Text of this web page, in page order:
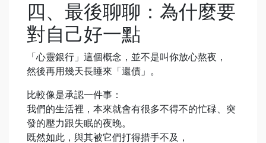
四、最後聊聊：為什麼要
對自己好一點
「心靈銀行」這個概念，並不是叫你放心熬夜，
然後再用幾天長睡來「還債」。
比較像是承認一件事：
我們的生活裡，本來就會有很多不得不的忙碌、突
發的壓力跟失眠的夜晚。
既然如此，與其被它們打得措手不及，